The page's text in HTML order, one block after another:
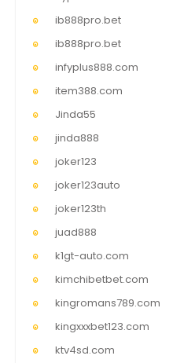
ib888pro.bet
ib888pro.bet
infyplus888.com
item388.com
Jinda55
jinda888
joker123
joker123auto
joker123th
juad888
k1gt-auto.com
kimchibetbet.com
kingromans789.com
kingxxxbet123.com
ktv4sd.com